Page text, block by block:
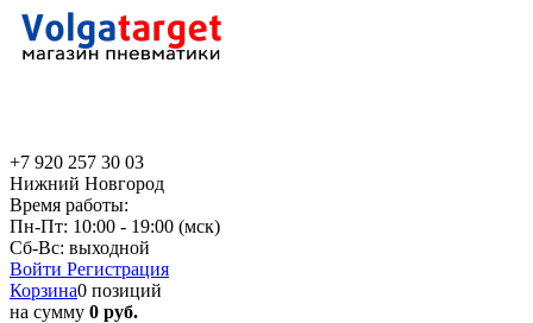
+7 920 257 30 03
Нижний Новгород
Время работы:
Пн-Пт: 10:00 - 19:00 (мск)
Сб-Вс: выходной
Войти Регистрация
Корзина0 позиций
на сумму 0 руб.